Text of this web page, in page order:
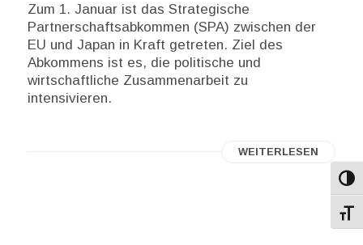
Zum 1. Januar ist das Strategische
Partnerschaftsabkommen (SPA) zwischen der
EU und Japan in Kraft getreten. Ziel des
Abkommens ist es, die politische und
wirtschaftliche Zusammenarbeit zu
intensivieren.
WEITERLESEN